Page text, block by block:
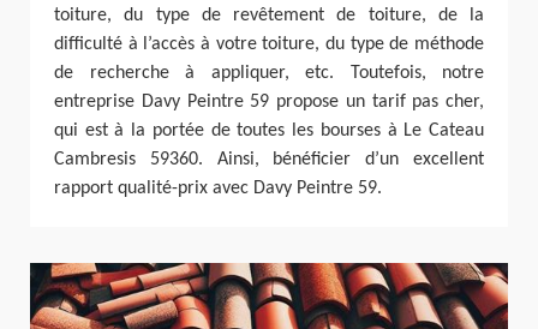
toiture, du type de revêtement de toiture, de la
difficulté à l’accès à votre toiture, du type de méthode
de recherche à appliquer, etc. Toutefois, notre
entreprise Davy Peintre 59 propose un tarif pas cher,
qui est à la portée de toutes les bourses à Le Cateau
Cambresis 59360. Ainsi, bénéficier d’un excellent
rapport qualité-prix avec Davy Peintre 59.